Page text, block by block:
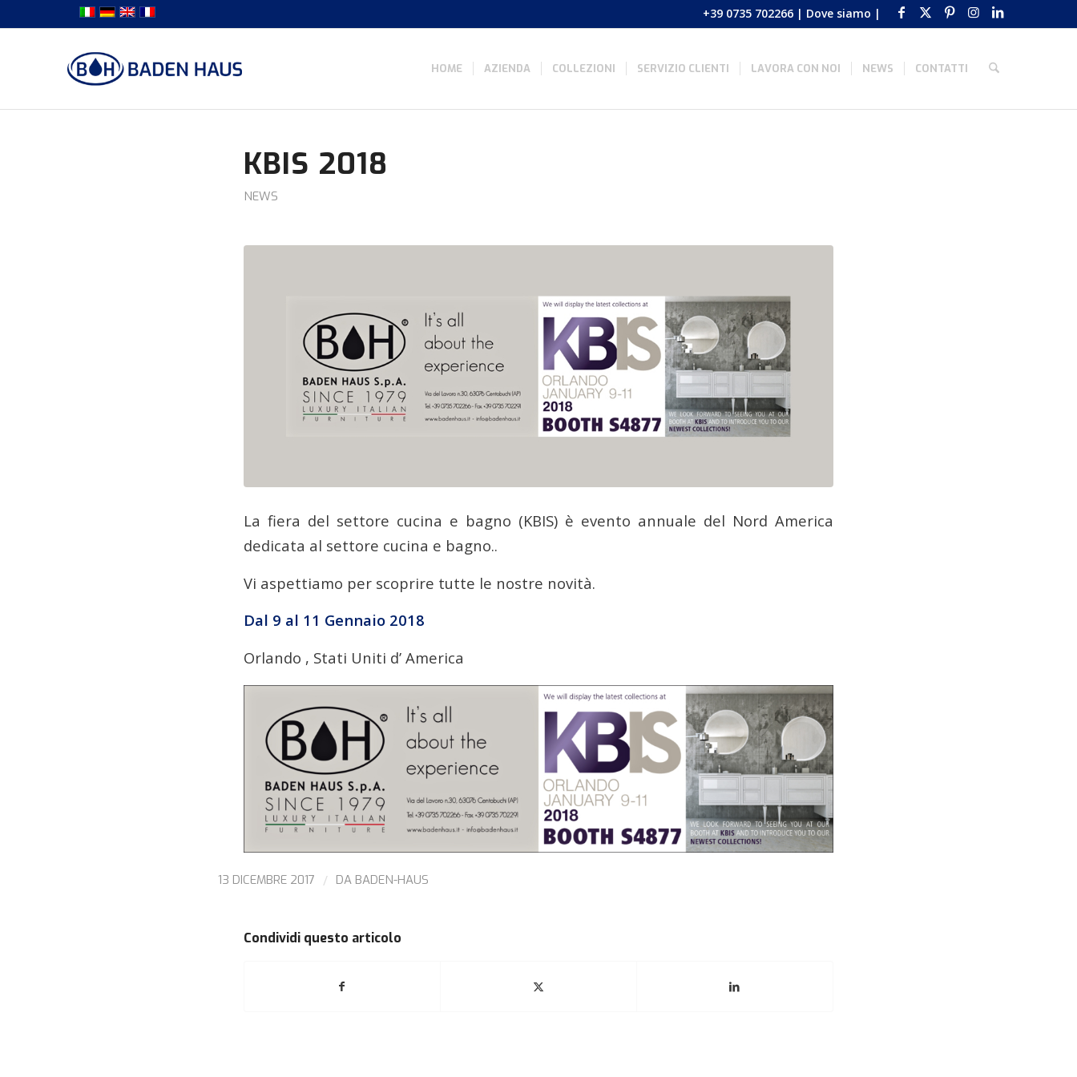
+39 0735 702266 | Dove siamo |
HOME AZIENDA COLLEZIONI SERVIZIO CLIENTI LAVORA CON NOI NEWS CONTATTI
KBIS 2018
NEWS
La fiera del settore cucina e bagno (KBIS) è evento annuale del Nord America
dedicata al settore cucina e bagno..
Vi aspettiamo per scoprire tutte le nostre novità.
Dal 9 al 11 Gennaio 2018
Orlando , Stati Uniti d’ America
13 DICEMBRE 2017 / DA BADEN-HAUS
Condividi questo articolo